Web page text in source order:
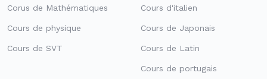
Corus de Mathématiques
Cours de physique
Cours de SVT
Cours d'italien
Cours de Japonais
Cours de Latin
Cours de portugais